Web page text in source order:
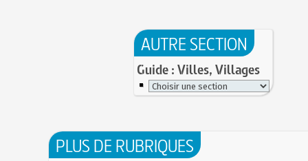
AUTRE SECTION
Guide : Villes, Villages
PLUS DE RUBRIQUES